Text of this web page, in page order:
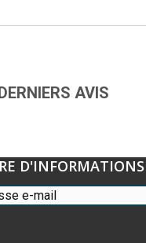
AVIS
D'INFORMATIONS